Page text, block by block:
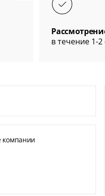
в течение 1-2
компании